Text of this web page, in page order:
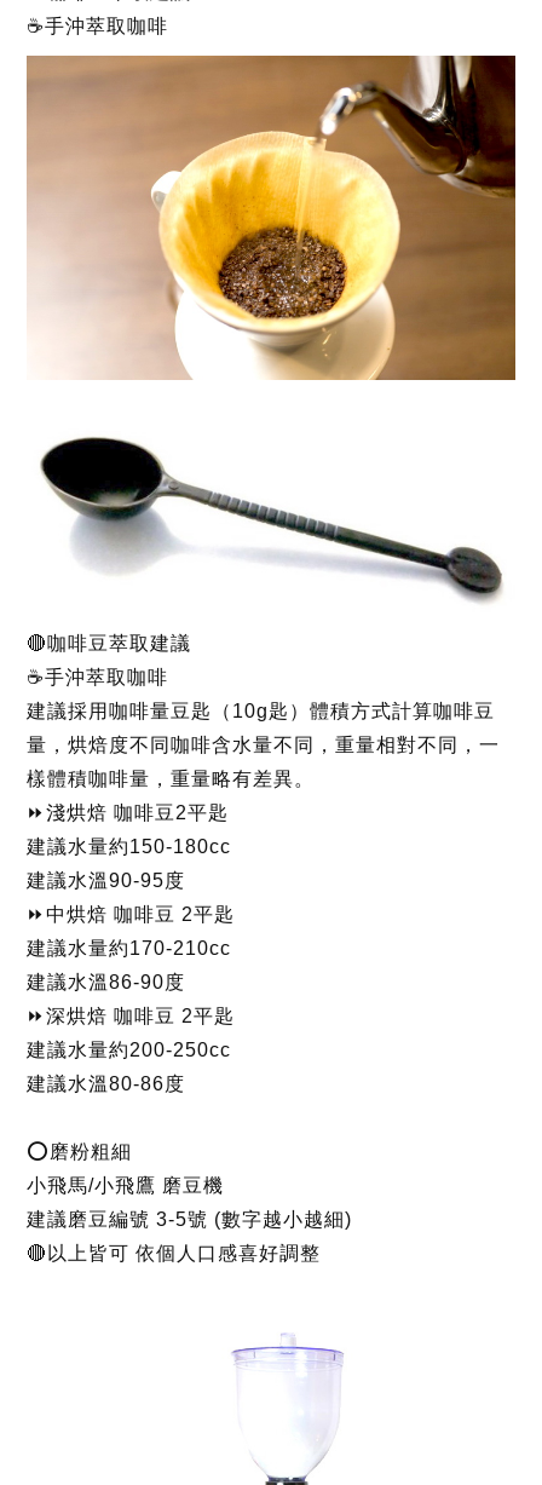
☕手沖萃取咖啡
🔴咖啡豆萃取建議
☕手沖萃取咖啡
建議採用咖啡量豆匙（10g匙）體積方式計算咖啡豆
量，烘焙度不同咖啡含水量不同，重量相對不同，一
樣體積咖啡量，重量略有差異。
⏩淺烘焙 咖啡豆2平匙
建議水量約150-180cc
建議水溫90-95度
⏩中烘焙 咖啡豆 2平匙
建議水量約170-210cc
建議水溫86-90度
⏩深烘焙 咖啡豆 2平匙
建議水量約200-250cc
建議水溫80-86度
⭕磨粉粗細
小飛馬/小飛鷹 磨豆機
建議磨豆編號 3-5號 (數字越小越細)
🔴以上皆可 依個人口感喜好調整